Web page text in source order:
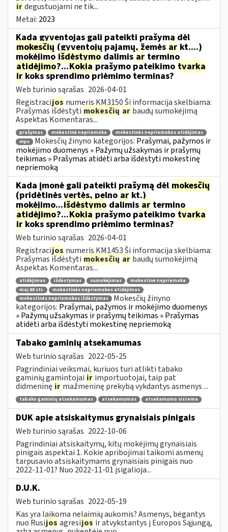
irdegustuojami ne tik...
Metai: 2023
Kada gyventojas gali pateikti prašymą dėl
mokesčių (gyventojų pajamų, žemės ar kt....)
mokėjimo išdėstymo dalimis ar termino
atidėjimo?...Kokiaprašymo pateikimo tvarka
irkoks sprendimo priėmimo terminas?
Web turinio sąrašas 2026-04-01
Registracijos numeris KM3150 Ši informacija skelbiama:
Prašymas išdėstyti mokesčių ar baudų sumokėjimą
Aspektas Komentaras...
prašymas mokestinė nepriemoka
mokestinės nepriemokos atidėjimas
mps
Mokesčių žinyno kategorijos: Prašymai, pažymos ir
mokėjimo duomenys » Pažymų užsakymas ir prašymų
teikimas » Prašymas atidėti arba išdėstyti mokestinę
nepriemoką
Kada įmonė gali pateikti prašymą dėl mokesčių
(pridėtinės vertės, pelno ar kt.)
mokėjimo...išdėstymo dalimis ar termino
atidėjimo?...Kokiaprašymo pateikimo tvarka
irkoks sprendimo priėmimo terminas?
Web turinio sąrašas 2026-04-01
Registracijos numeris KM1453 Ši informacija skelbiama:
Prašymas išdėstyti mokesčių ar baudų sumokėjimą
Aspektas Komentaras...
atidėjimas išdėstymas sumokėjimas
mokestinė nepriemoka
maį 88 str.
mokestinės nepriemokos atidėjimas
mokestinės nepriemokos išdėstymas
Mokesčių žinyno
kategorijos: Prašymai, pažymos ir mokėjimo duomenys
» Pažymų užsakymas ir prašymų teikimas » Prašymas
atidėti arba išdėstyti mokestinę nepriemoką
Tabako gaminių atsekamumas
Web turinio sąrašas 2022-05-25
Pagrindiniai veiksmai, kuriuos turi atlikti tabako
gaminių gamintojai ir importuotojai, taip pat
didmeninę ir mažmeninę prekybą vykdantys asmenys ...
tabako gaminių atsekamumas atsekamumas atsekamumo sistema
DUK apie atsiskaitymus grynaisiais pinigais
Web turinio sąrašas 2022-10-06
Pagrindiniai atsiskaitymų, kitų mokėjimų grynaisiais
pinigais aspektai 1. Kokie apribojimai taikomi asmenų
tarpusavio atsiskaitymams grynaisiais pinigais nuo
2022-11-01? Nuo 2022-11-01 įsigalioja...
D.U.K.
Web turinio sąrašas 2022-05-19
Kas yra laikoma nelaimių aukomis? Asmenys, bėgantys
nuo Rusijos agresijos ir atvykstantys į Europos Sąjungą,